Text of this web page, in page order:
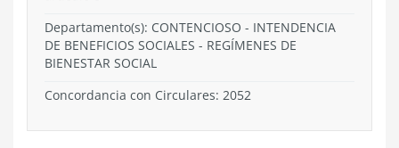
Departamento(s): CONTENCIOSO - INTENDENCIA
DE BENEFICIOS SOCIALES - REGÍMENES DE
BIENESTAR SOCIAL
Concordancia con Circulares: 2052